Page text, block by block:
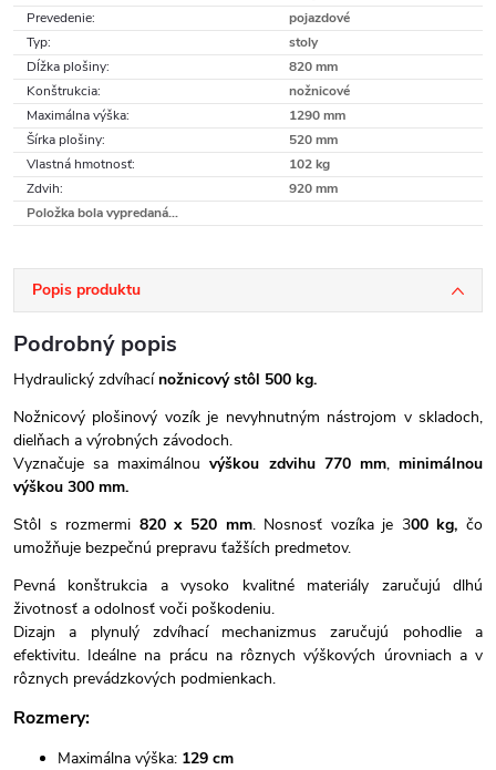
Prevedenie:
pojazdové
Typ:
stoly
Dĺžka plošiny:
820 mm
Konštrukcia:
nožnicové
Maximálna výška:
1290 mm
Šírka plošiny:
520 mm
Vlastná hmotnosť:
102 kg
Zdvih:
920 mm
Položka bola vypredaná…
Popis produktu
Podrobný popis
Hydraulický zdvíhacínožnicový stôl 500 kg.
Nožnicový plošinový vozík je nevyhnutným nástrojom v skladoch,
dielňach a výrobných závodoch.
Vyznačuje sa maximálnouvýškou zdvihu 770 mm,minimálnou
výškou 300 mm.
Stôl s rozmermi 820 x 520 mm. Nosnosť vozíka je 300 kg, čo
umožňuje bezpečnú prepravu ťažších predmetov.
Pevná konštrukcia a vysoko kvalitné materiály zaručujú dlhú
životnosť a odolnosť voči poškodeniu.
Dizajn a plynulý zdvíhací mechanizmus zaručujú pohodlie a
efektivitu. Ideálne na prácu na rôznychvýškových úrovniach a v
rôznych prevádzkových podmienkach.
Rozmery:
Maximálna výška: 129 cm